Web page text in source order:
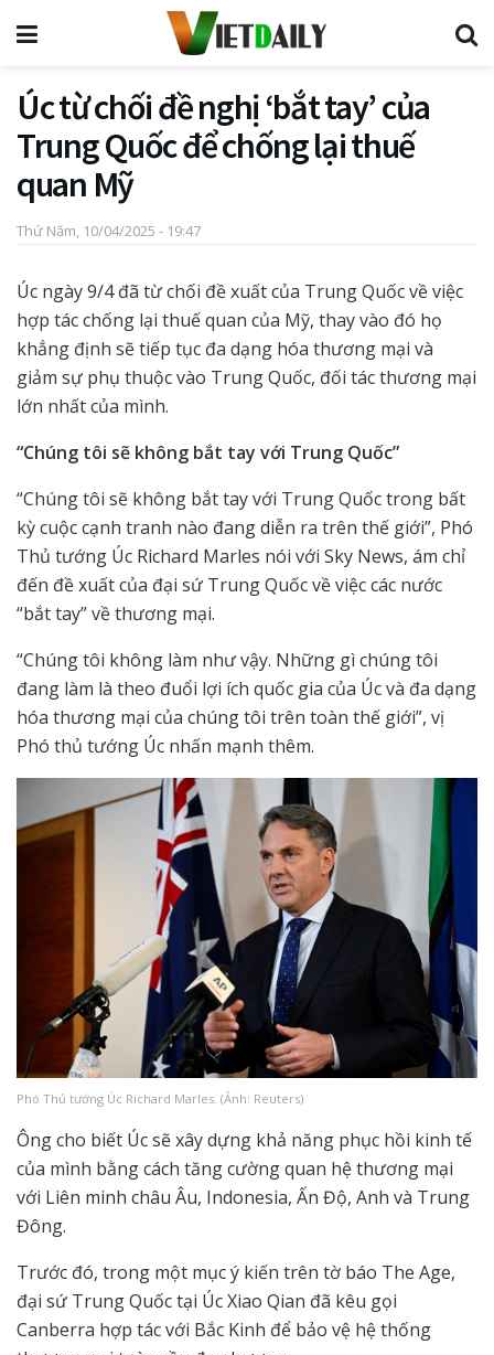
Úc từ chối đề nghị ‘bắt tay’ của
Trung Quốc để chống lại thuế
quan Mỹ
Thứ Năm, 10/04/2025 - 19:47
Úc ngày 9/4 đã từ chối đề xuất của Trung Quốc về việc
hợp tác chống lại thuế quan của Mỹ, thay vào đó họ
khẳng định sẽ tiếp tục đa dạng hóa thương mại và
giảm sự phụ thuộc vào Trung Quốc, đối tác thương mại
lớn nhất của mình.
“Chúng tôi sẽ không bắt tay với Trung Quốc”
“Chúng tôi sẽ không bắt tay với Trung Quốc trong bất
kỳ cuộc cạnh tranh nào đang diễn ra trên thế giới”, Phó
Thủ tướng Úc Richard Marles nói với Sky News, ám chỉ
đến đề xuất của đại sứ Trung Quốc về việc các nước
“bắt tay” về thương mại.
“Chúng tôi không làm như vậy. Những gì chúng tôi
đang làm là theo đuổi lợi ích quốc gia của Úc và đa dạng
hóa thương mại của chúng tôi trên toàn thế giới”, vị
Phó thủ tướng Úc nhấn mạnh thêm.
Phó Thủ tướng Úc Richard Marles. (Ảnh: Reuters)
Ông cho biết Úc sẽ xây dựng khả năng phục hồi kinh tế
của mình bằng cách tăng cường quan hệ thương mại
với Liên minh châu Âu, Indonesia, Ấn Độ, Anh và Trung
Đông.
Trước đó, trong một mục ý kiến ​​trên tờ báo The Age,
đại sứ Trung Quốc tại Úc Xiao Qian đã kêu gọi
Canberra hợp tác với Bắc Kinh để bảo vệ hệ thống